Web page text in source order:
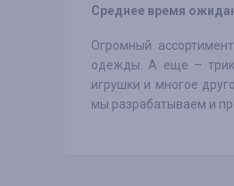
Среднее время
Огромный
одежды. А еще –
игрушки и многое
мы разрабатываем и